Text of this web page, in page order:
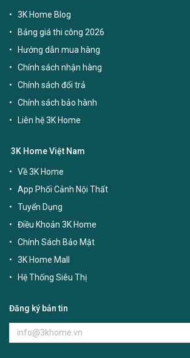
3K Home Blog
Bảng giá thi công 2026
Hướng dẫn mua hàng
Chính sách nhận hàng
Chính sách đổi trả
Chính sách bảo hành
Liên hệ 3K Home
3K Home Việt Nam
Về 3K Home
App Phối Cảnh Nội Thất
Tuyển Dụng
Điều Khoản 3K Home
Chính Sách Bảo Mật
3K Home Mall
Hệ Thống Siêu Thị
Đăng ký bản tin